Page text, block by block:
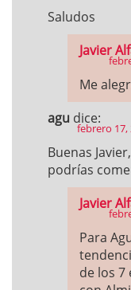
Saludos
Javier
Me
agu dice:
febrero 17,
Buenas
podrías
Javier
Para
de los 7